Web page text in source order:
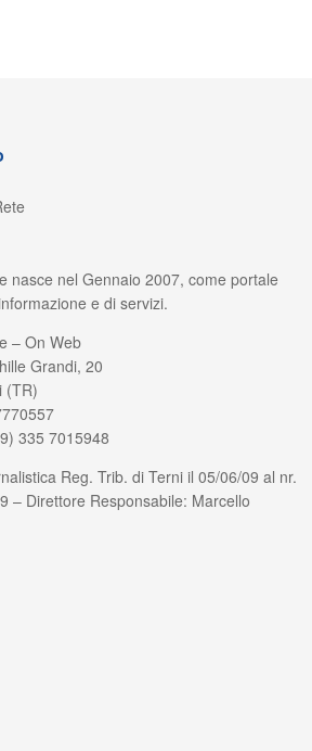
nasce nel Gennaio 2007, come portale
e di servizi.
– On Web
Grandi, 20
(TR)
335 7015948
Reg. Trib. di Terni il 05/06/09 al nr.
– Direttore Responsabile: Marcello